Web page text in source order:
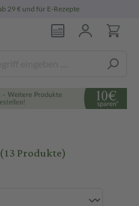
persönliche
(13 Produkte)